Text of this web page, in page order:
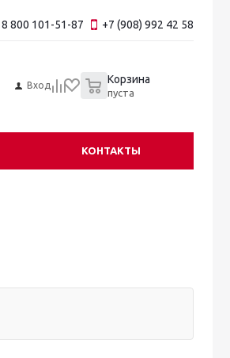
8 800 101-51-87 +7 (908) 992 42 58
Вход Корзина
пуста
КОНТАКТЫ